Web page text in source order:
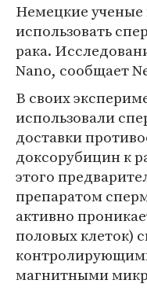
Немецкие
использовать
рака.
Nano, сообщает
В своих
использовали
доставки
доксорубицин к
этого
препаратом
активно
половых клеток)
магнитными